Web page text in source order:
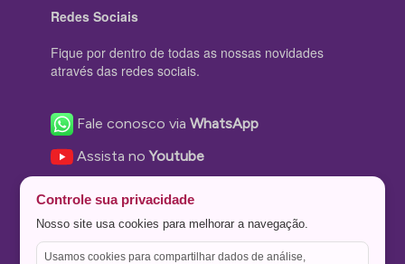
Redes Sociais
Fique por dentro de todas as nossas novidades
através das redes sociais.
Fale conosco viaWhatsApp
Assista noYoutube
Nos siga no Instagram
Nos siga noTwitter
Controle sua privacidade
Nosso site usa cookies para melhorar a navegação.
Usamos cookies para compartilhar dados de análise,